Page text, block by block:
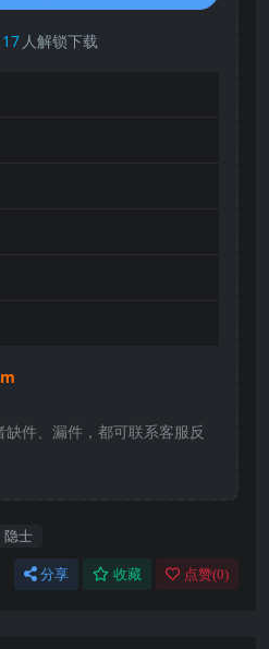
17 人解锁下载
件、漏件，都可联系客服反
隐士
分享 收藏 点赞(0)